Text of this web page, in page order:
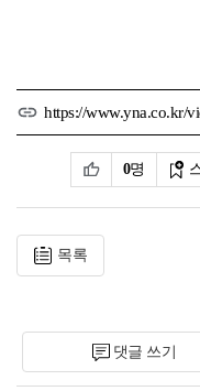
https://www.yna.co.kr/
0명
목록
댓글 쓰기